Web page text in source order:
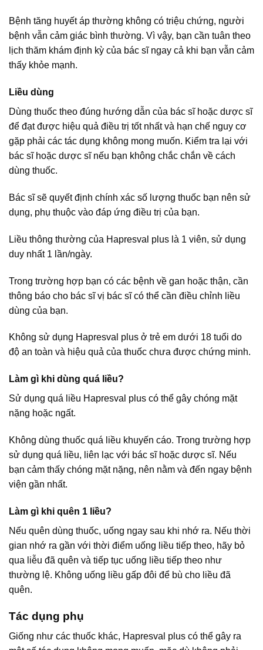
Bệnh tăng huyết áp thường không có triệu chứng, người
bệnh vẫn cảm giác bình thường. Vì vậy, bạn cần tuân theo
lịch thăm khám định kỳ của bác sĩ ngay cả khi bạn vẫn cảm
thấy khỏe mạnh.
Liều dùng
Dùng thuốc theo đúng hướng dẫn của bác sĩ hoặc dược sĩ
để đạt được hiệu quả điều trị tốt nhất và hạn chế nguy cơ
gặp phải các tác dụng không mong muốn. Kiểm tra lại với
bác sĩ hoặc dược sĩ nếu bạn không chắc chắn về cách
dùng thuốc.
Bác sĩ sẽ quyết định chính xác số lượng thuốc bạn nên sử
dụng, phụ thuộc vào đáp ứng điều trị của bạn.
Liều thông thường của Hapresval plus là 1 viên, sử dụng
duy nhất 1 lần/ngày.
Trong trường hợp bạn có các bệnh về gan hoặc thận, cần
thông báo cho bác sĩ vị bác sĩ có thể cần điều chỉnh liều
dùng của bạn.
Không sử dụng Hapresval plus ở trẻ em dưới 18 tuổi do
độ an toàn và hiệu quả của thuốc chưa được chứng minh.
Làm gì khi dùng quá liều?
Sử dụng quá liều Hapresval plus có thể gây chóng mặt
nặng hoặc ngất.
Không dùng thuốc quá liều khuyến cáo. Trong trường hợp
sử dụng quá liều, liên lạc với bác sĩ hoặc dược sĩ. Nếu
bạn cảm thấy chóng mặt nặng, nên nằm và đến ngay bệnh
viện gần nhất.
Làm gì khi quên 1 liều?
Nếu quên dùng thuốc, uống ngay sau khi nhớ ra. Nếu thời
gian nhớ ra gần với thời điểm uống liều tiếp theo, hãy bỏ
qua liễu đã quên và tiếp tục uống liều tiếp theo như
thường lệ. Không uống liều gấp đôi để bù cho liều đã
quên.
Tác dụng phụ
Giống như các thuốc khác, Hapresval plus có thể gây ra